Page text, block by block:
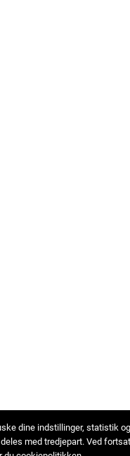
dine indstillinger, statistik
med tredjepart. Ved